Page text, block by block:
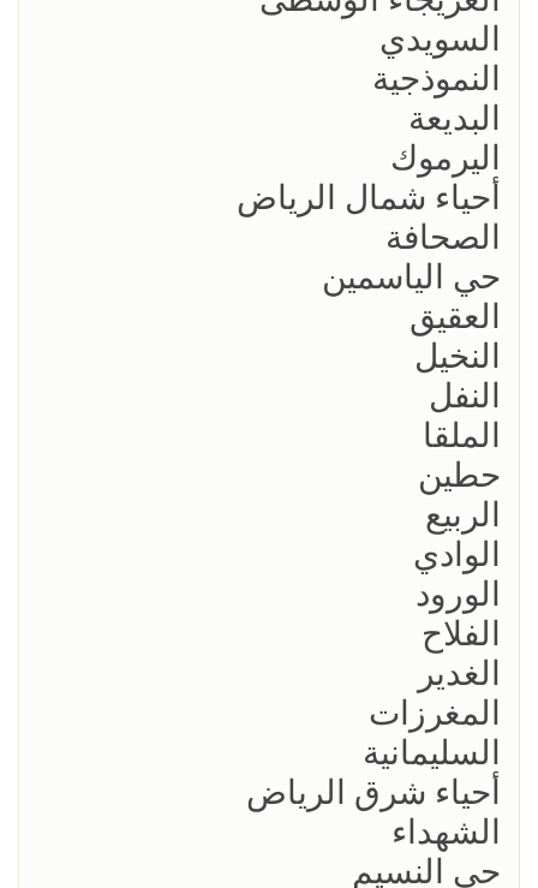
السويدي
النموذجية​
البديعة​
اليرموك
أحياء شمال الرياض
الصحافة
حي الياسمين
العقيق
النخيل
النفل
الملقا
حطين
الربيع
الوادي
الورود
الفلاح
الغدير
المغرزات
السليمانية
أحياء شرق الرياض
الشهداء
حي النسيم